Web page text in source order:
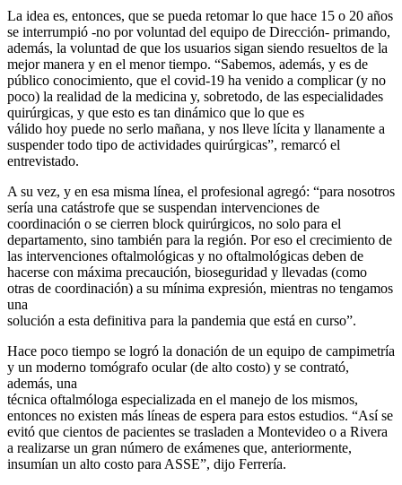
La idea es, entonces, que se pueda retomar lo que hace 15 o 20 años
se interrumpió -no por voluntad del equipo de Dirección- primando,
además, la voluntad de que los usuarios sigan siendo resueltos de la
mejor manera y en el menor tiempo. “Sabemos, además, y es de
público conocimiento, que el covid-19 ha venido a complicar (y no
poco) la realidad de la medicina y, sobretodo, de las especialidades
quirúrgicas, y que esto es tan dinámico que lo que es
válido hoy puede no serlo mañana, y nos lleve lícita y llanamente a
suspender todo tipo de actividades quirúrgicas”, remarcó el
entrevistado.
A su vez, y en esa misma línea, el profesional agregó: “para nosotros
sería una catástrofe que se suspendan intervenciones de
coordinación o se cierren block quirúrgicos, no solo para el
departamento, sino también para la región. Por eso el crecimiento de
las intervenciones oftalmológicas y no oftalmológicas deben de
hacerse con máxima precaución, bioseguridad y llevadas (como
otras de coordinación) a su mínima expresión, mientras no tengamos
una
solución a esta definitiva para la pandemia que está en curso”.
Hace poco tiempo se logró la donación de un equipo de campimetría
y un moderno tomógrafo ocular (de alto costo) y se contrató,
además, una
técnica oftalmóloga especializada en el manejo de los mismos,
entonces no existen más líneas de espera para estos estudios. “Así se
evitó que cientos de pacientes se trasladen a Montevideo o a Rivera
a realizarse un gran número de exámenes que, anteriormente,
insumían un alto costo para ASSE”, dijo Ferrería.